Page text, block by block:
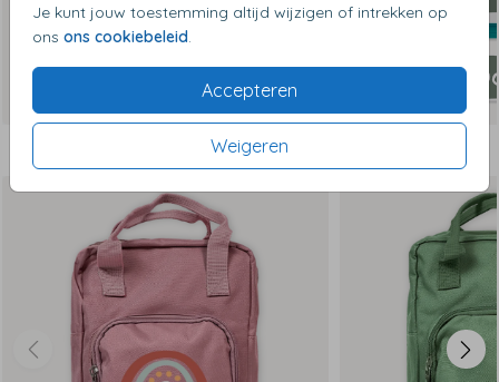
Je kunt jouw toestemming altijd wijzigen of intrekken op
ons ons cookiebeleid
Accepteren
Weigeren
Dit vind je misschien ook leuk